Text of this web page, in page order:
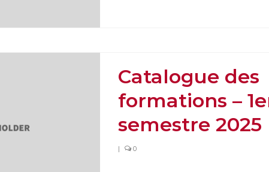
Catalogue des
formations –
semestre 2025
| 0